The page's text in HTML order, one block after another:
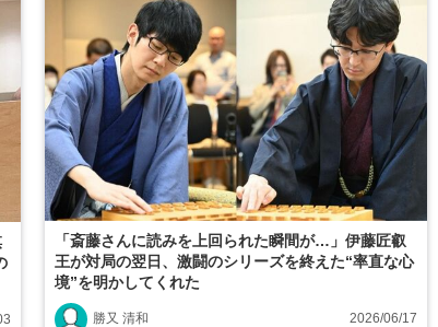
「斎藤さんに読みを上回られた瞬間が…」伊藤匠叡
王が対局の翌日、激闘のシリーズを終えた“率直な心
境”を明かしてくれた
勝又 清和 2026/06/17